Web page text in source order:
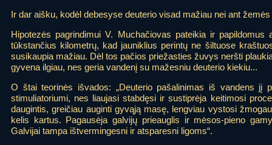
Ir dar aišku, kodėl debesyse deuterio visad mažiau nei ant
Hipotezės pagrindimui V. Muchačiovas pateikia ir papildomus
tūkstančius kilometrų, kad jauniklius perintų ne šiltuose
susikaupia mažiau. Dėl tos pačios priežasties žuvys neršti
gyvena ilgiau, nes geria vandenį su mažesniu deuterio kiekiu...
O štai teorinės išvados: „Deuterio pašalinimas iš vandens jį
stimuliatoriumi, nes liaujasi stabdęsi ir sustiprėja keitimosi
daugintis, greičiau auginti gyvąją masę, lengviau vystosi
kelis kartus. Pagausėja galvijų prieauglis ir mėsos-pieno
Galvijai tampa ištvermingesni ir atsparesni ligoms“.